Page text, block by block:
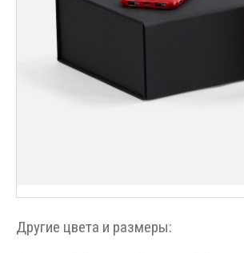
Другие цвета и размеры: